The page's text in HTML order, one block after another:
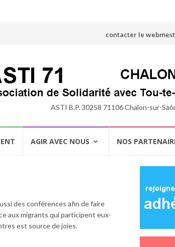
Aller
contenu
contacter le
ASTI B.P. 30258 71106 Chalon-sur-
AGIR AVEC NOUS NOS
des conférences afin de faire
aux migrants qui participent eux-
est source de joies.